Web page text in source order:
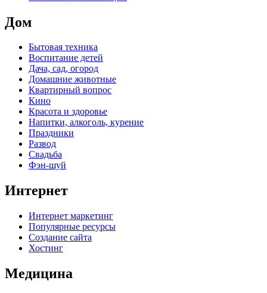
Дом
Бытовая техника
Воспитание детей
Дача, сад, огород
Домашние животные
Квартирный вопрос
Кино
Красота и здоровье
Напитки, алкоголь, курение
Праздники
Развод
Свадьба
Фэн-шуй
Интернет
Интернет маркетинг
Популярные ресурсы
Создание сайта
Хостинг
Медицина